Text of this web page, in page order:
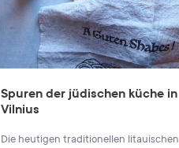
Spuren der jüdischen küche in
Vilnius
Die heutigen traditionellen litauischen